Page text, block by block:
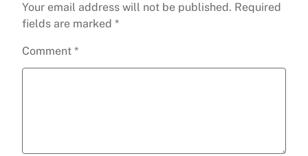
Your email address will not be published. Required
fields are marked *
Comment *